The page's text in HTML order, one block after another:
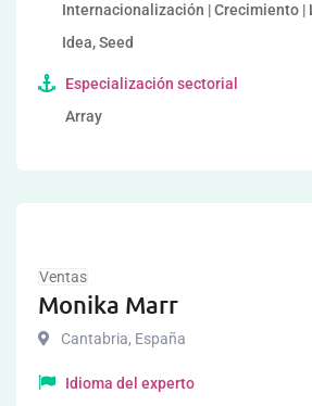
Internacionalización | Crecimiento |
Idea, Seed
Especialización sectorial
Array
Ventas
Monika Marr
Cantabria, España
Idioma del experto